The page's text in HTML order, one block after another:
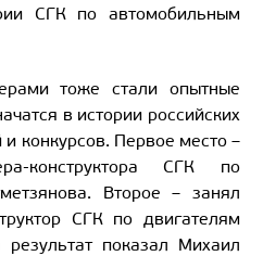
СГК по автомобильным
тоже стали опытные
в истории российских
конкурсов. Первое место –
конструктора СГК по
Второе – занял
СГК по двигателям
показал Михаил